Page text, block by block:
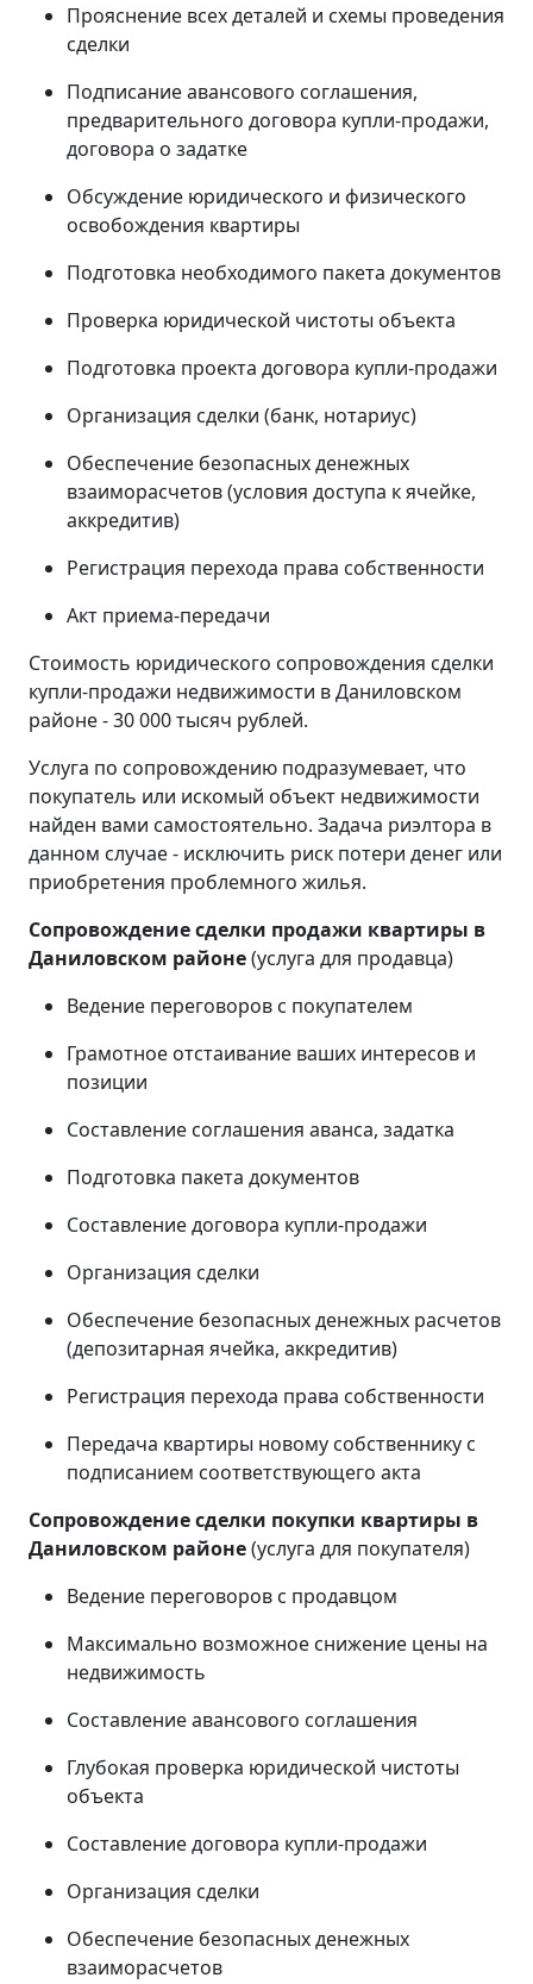
Прояснение всех деталей и схемы проведения
сделки
Подписание авансового соглашения,
предварительного договора купли-продажи,
договора о задатке
Обсуждение юридического и физического
освобождения квартиры
Подготовка необходимого пакета документов
Проверка юридической чистоты объекта
Подготовка проекта договора купли-продажи
Организация сделки (банк, нотариус)
Обеспечение безопасных денежных
взаиморасчетов (условия доступа к ячейке,
аккредитив)
Регистрация перехода права собственности
Акт приема-передачи
Стоимость юридического сопровождения сделки
купли-продажи недвижимости в Даниловском
районе - 30 000 тысяч рублей.
Услуга по сопровождению подразумевает, что
покупатель или искомый объект недвижимости
найден вами самостоятельно. Задача риэлтора в
данном случае - исключить риск потери денег или
приобретения проблемного жилья.
Сопровождение сделки продажи квартиры в
Даниловском районе(услуга для продавца)
Ведение переговоров с покупателем
Грамотное отстаивание ваших интересов и
позиции
Составление соглашения аванса, задатка
Подготовка пакета документов
Составление договора купли-продажи
Организация сделки
Обеспечение безопасных денежных расчетов
(депозитарная ячейка, аккредитив)
Регистрация перехода права собственности
Передача квартиры новому собственнику с
подписанием соответствующего акта
Сопровождение сделки покупки квартиры в
Даниловском районе(услуга для покупателя)
Ведение переговоров с продавцом
Максимально возможное снижение цены на
недвижимость
Составление авансового соглашения
Глубокая проверка юридической чистоты
объекта
Составление договора купли-продажи
Организация сделки
Обеспечение безопасных денежных
взаиморасчетов